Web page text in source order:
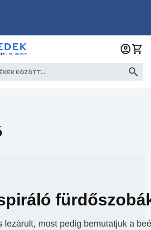
lezárult, most pedig bemutatjuk a